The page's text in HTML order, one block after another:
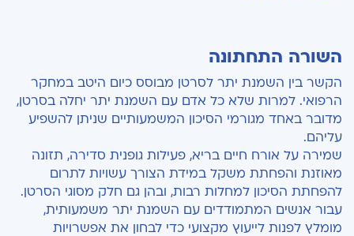
השורה התחתונה
הקשר בין השמנת יתר לסרטן מבוסס כיום היטב במחקר
הרפואי. למרות שלא כל אדם עם השמנת יתר יחלה בסרטן,
מדובר באחד מגורמי הסיכון המשמעותיים שניתן להשפיע
עליהם.
שמירה על אורח חיים בריא, פעילות גופנית סדירה, תזונה
מאוזנת והפחתת משקל במידת הצורך עשויות לתרום
להפחתת הסיכון למחלות רבות, ובהן גם חלק מסוגי הסרטן.
עבור אנשים המתמודדים עם השמנת יתר משמעותית,
מומלץ לפנות לייעוץ מקצועי כדי לבחון את אפשרויות